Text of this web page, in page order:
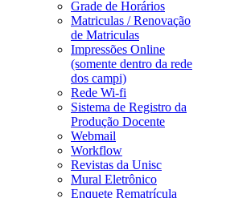
Grade de Horários
Matriculas / Renovação
de Matriculas
Impressões Online
(somente dentro da rede
dos campi)
Rede Wi-fi
Sistema de Registro da
Produção Docente
Webmail
Workflow
Revistas da Unisc
Mural Eletrônico
Enquete Rematrícula